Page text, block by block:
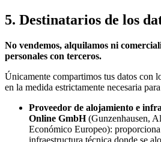
5. Destinatarios de los
No vendemos, alquilamos ni
personales con terceros.
Únicamente compartimos tus datos con
en la medida estrictamente necesaria
Proveedor de alojamiento e
Online GmbH(Gunzenhausen,
Económico Europeo):
infraestructura técnica donde se